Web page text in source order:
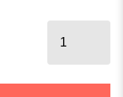
Burgundy/Grå